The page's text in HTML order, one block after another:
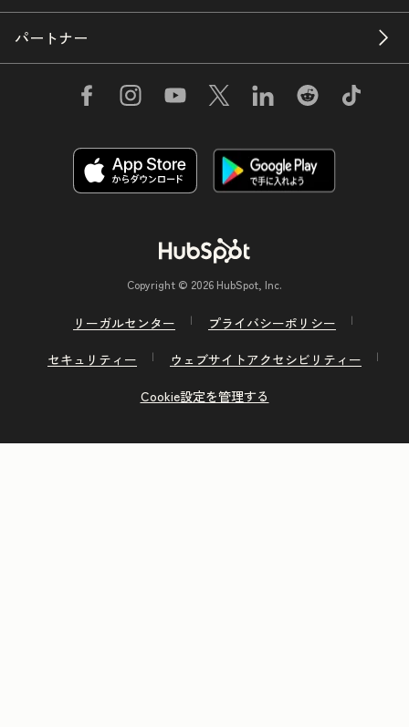
パートナー
Copyright © 2026 HubSpot, Inc.
リーガルセンター
プライバシーポリシー
セキュリティー
ウェブサイトアクセシビリティー
Cookie設定を管理する